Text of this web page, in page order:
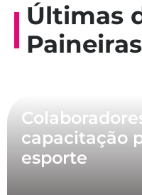
Últimas
Paineiras
capacitação
esporte